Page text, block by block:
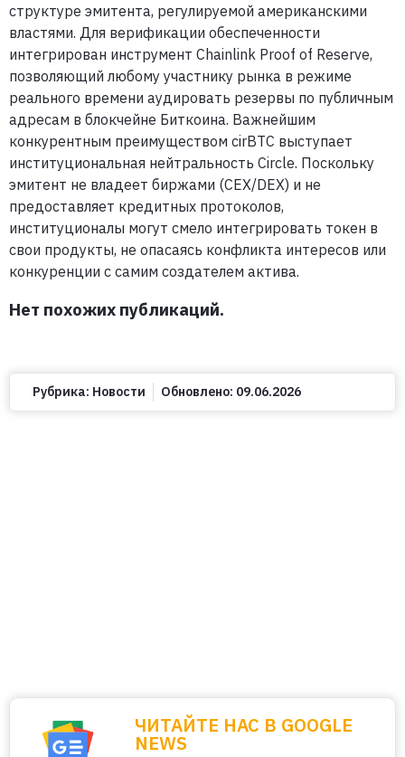
структуре эмитента, регулируемой американскими
властями. Для верификации обеспеченности
интегрирован инструмент Chainlink Proof of Reserve,
позволяющий любому участнику рынка в режиме
реального времени аудировать резервы по публичным
адресам в блокчейне Биткоина. Важнейшим
конкурентным преимуществом cirBTC выступает
институциональная нейтральность Circle. Поскольку
эмитент не владеет биржами (CEX/DEX) и не
предоставляет кредитных протоколов,
институционалы могут смело интегрировать токен в
свои продукты, не опасаясь конфликта интересов или
конкуренции с самим создателем актива.
Нет похожих публикаций.
Рубрика: Новости Обновлено: 09.06.2026
ЧИТАЙТЕ НАС В GOOGLE
NEWS